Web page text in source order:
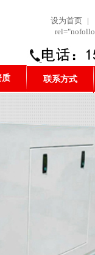
设为首页 |
质 联系方式